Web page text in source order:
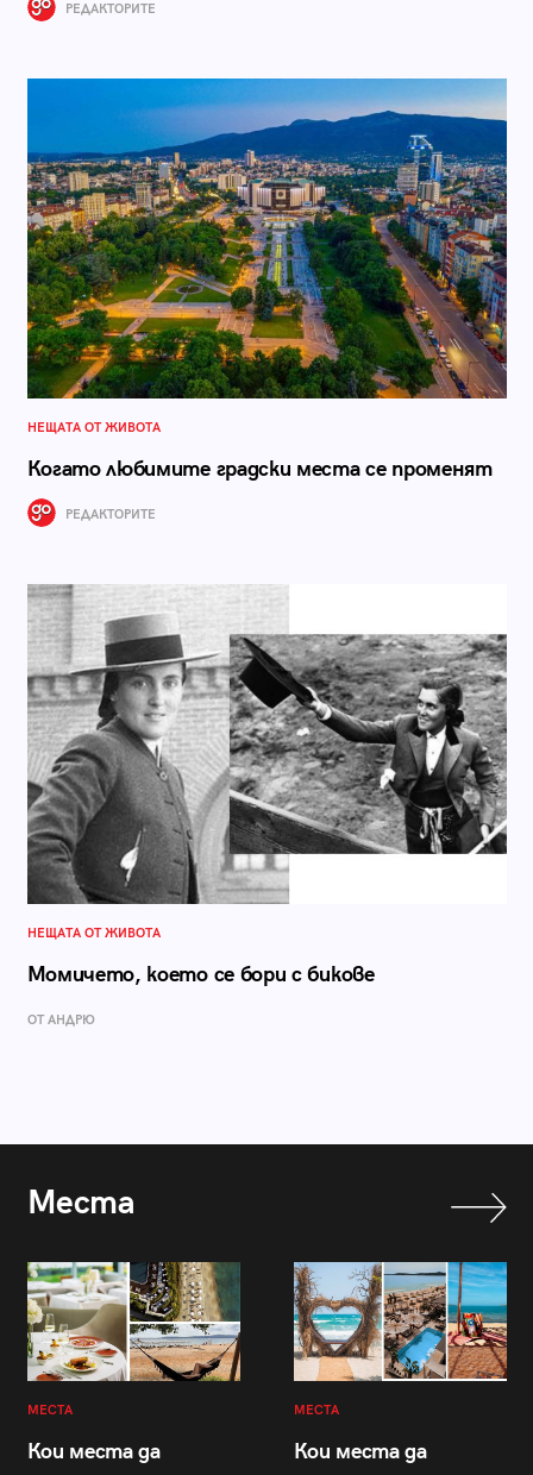
РЕДАКТОРИТЕ
НЕЩАТА ОТ ЖИВОТА
Когато любимите градски места се променят
РЕДАКТОРИТЕ
НЕЩАТА ОТ ЖИВОТА
Момичето, което се бори с бикове
ОТ АНДРЮ
Места
МЕСТА
Кои места да
МЕСТА
Кои места да